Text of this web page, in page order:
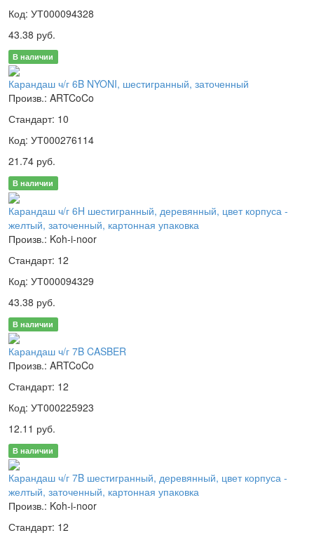
Код: УТ000094328
43.38 руб.
В наличии
Карандаш ч/г 6B NYONI, шестигранный, заточенный
Произв.: ARTCoCo
Стандарт: 10
Код: УТ000276114
21.74 руб.
В наличии
Карандаш ч/г 6H шестигранный, деревянный, цвет корпуса -
желтый, заточенный, картонная упаковка
Произв.: Koh-i-noor
Стандарт: 12
Код: УТ000094329
43.38 руб.
В наличии
Карандаш ч/г 7B CASBER
Произв.: ARTCoCo
Стандарт: 12
Код: УТ000225923
12.11 руб.
В наличии
Карандаш ч/г 7B шестигранный, деревянный, цвет корпуса -
желтый, заточенный, картонная упаковка
Произв.: Koh-i-noor
Стандарт: 12